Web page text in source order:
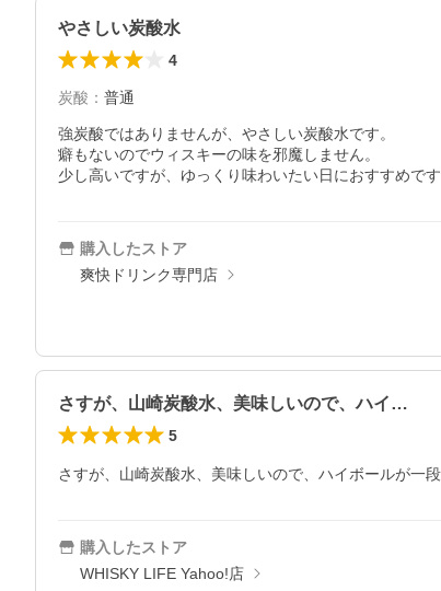
やさしい炭酸水
4
炭酸 ： 普通
強炭酸ではありませんが、やさしい炭酸水です。
癖もないのでウィスキーの味を邪魔しません。
少し高いですが、ゆっくり味わいたい日におすすめです
購入したストア
爽快ドリンク専門店
さすが、山崎炭酸水、美味しいので、ハイ…
5
さすが、山崎炭酸水、美味しいので、ハイボールが一
購入したストア
WHISKY LIFE Yahoo!店